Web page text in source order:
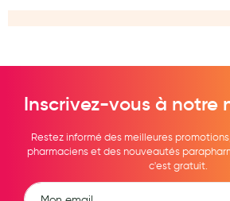
Piluliers
Matériel medical
Chaussures
Prothèses mammaires externes
Inscrivez-vous à notre
Restez informé des meilleures
pharmaciens et des nouveautés
c'est gratuit.